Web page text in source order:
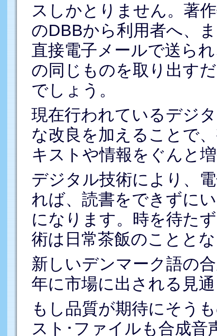
スしかとりません。著
のDBBから利用者へ、
直接電子メールで送ら
の同じものを取り出す
でしょう。
現在行われているデジ
な改良を加えることで
キストや情報をぐんと
デジタル技術により、
れば、読書をできずに
になります。時を待た
術は日常茶飯のことと
新しいデンマーク語の
年に市場に出される見
もし品質が期待にそう
スト･ファイルも合成